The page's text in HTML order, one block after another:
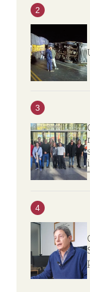
2
3
4